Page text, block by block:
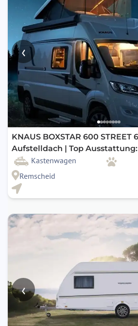
‹
KNAUS BOXSTAR 600 STREET
Aufstelldach | Top
Klimaanlange, Markise,
Rückfahrkamera, uvm.
Kastenwagen
Remscheid
‹